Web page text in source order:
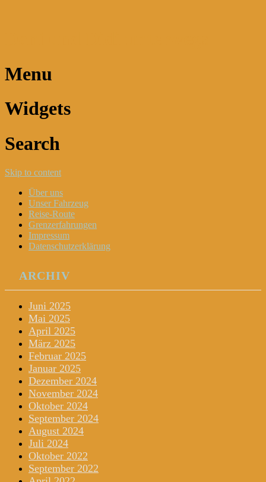
Menu
Widgets
Search
Skip to content
Über uns
Unser Fahrzeug
Reise-Route
Grenzerfahrungen
Impressum
Datenschutzerklärung
ARCHIV
Juni 2025
Mai 2025
April 2025
März 2025
Februar 2025
Januar 2025
Dezember 2024
November 2024
Oktober 2024
September 2024
August 2024
Juli 2024
Oktober 2022
September 2022